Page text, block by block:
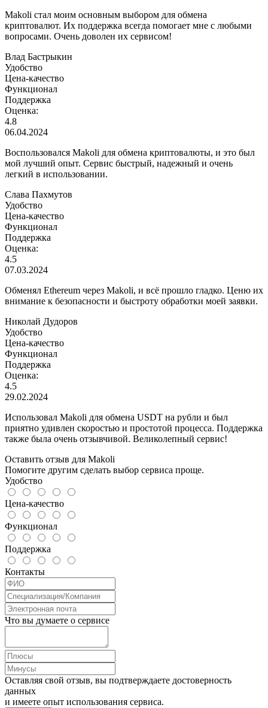
Makoli стал моим основным выбором для обмена
криптовалют. Их поддержка всегда помогает мне с любыми
вопросами. Очень доволен их сервисом!
Влад Бастрыкин
Удобство
Цена-качество
Функционал
Поддержка
Оценка:
4.8
06.04.2024
Воспользовался Makoli для обмена криптовалюты, и это был
мой лучший опыт. Сервис быстрый, надежный и очень
легкий в использовании.
Слава Пахмутов
Удобство
Цена-качество
Функционал
Поддержка
Оценка:
4.5
07.03.2024
Обменял Ethereum через Makoli, и всё прошло гладко. Ценю их
внимание к безопасности и быстроту обработки моей заявки.
Николай Дудоров
Удобство
Цена-качество
Функционал
Поддержка
Оценка:
4.5
29.02.2024
Использовал Makoli для обмена USDT на рубли и был
приятно удивлен скоростью и простотой процесса. Поддержка
также была очень отзывчивой. Великолепный сервис!
Оставить отзыв для Makoli
Помогите другим сделать выбор сервиса проще.
Удобство
Цена-качество
Функционал
Поддержка
Контакты
Что вы думаете о сервисе
Оставляя свой отзыв, вы подтверждаете достоверность
данных
и имеете опыт использования сервиса.